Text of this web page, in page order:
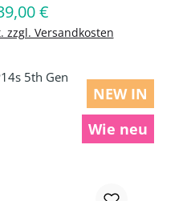
Preis:
€
zzgl. Versandkosten
NEW IN
Wie neu